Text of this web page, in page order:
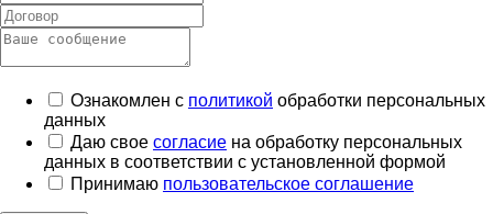
Ознакомлен с политикой обработки персональных
данных
Даю свое согласие на обработку персональных
данных в соответствии с установленной формой
Принимаю пользовательское соглашение